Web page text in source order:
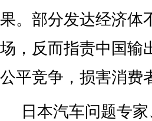
果。部分发达经济体
场，反而指责中国输
公平竞争，损害消费
日本汽车问题专